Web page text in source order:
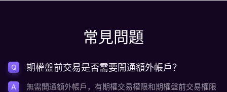
常見問題
Q 期權盤前交易是否需要開通額外帳戶？
A
無需開通額外帳戶，有期權交易權限和期權盤前交易權限